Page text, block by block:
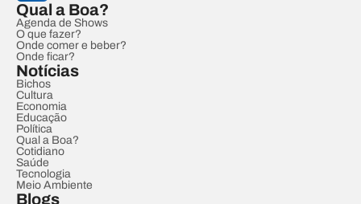
Qual a Boa?
Agenda de Shows
O que fazer?
Onde comer e beber?
Onde ficar?
Notícias
Bichos
Cultura
Economia
Educação
Política
Qual a Boa?
Cotidiano
Saúde
Tecnologia
Meio Ambiente
Blogs